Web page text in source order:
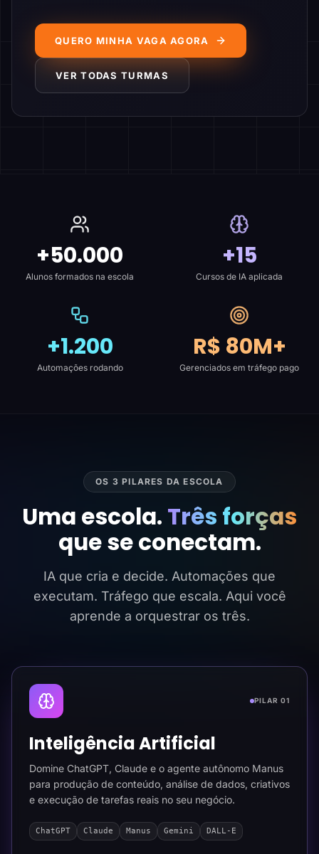
QUERO MINHA VAGA AGORA
VER TODAS TURMAS
+50.000
Alunos formados na escola
+15
Cursos de IA aplicada
+1.200
Automações rodando
R$ 80M+
Gerenciados em tráfego pago
OS 3 PILARES DA ESCOLA
Uma escola. Três forças
que se conectam.
IA que cria e decide. Automações que
executam. Tráfego que escala. Aqui você
aprende a orquestrar os três.
PILAR 01
Inteligência Artificial
Domine ChatGPT, Claude e o agente autônomo Manus
para produção de conteúdo, análise de dados, criativos
e execução de tarefas reais no seu negócio.
ChatGPT Claude Manus Gemini DALL-E